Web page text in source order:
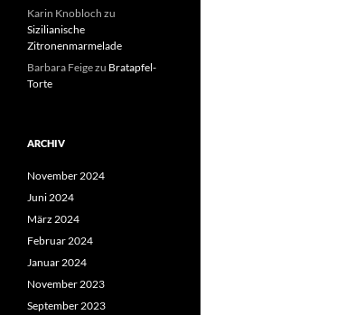
Karin Knobloch zu
Sizilianische
Zitronenmarmelade
Barbara Feigezu Bratapfel-
Torte
ARCHIV
November 2024
Juni 2024
März 2024
Februar 2024
Januar 2024
November 2023
September 2023